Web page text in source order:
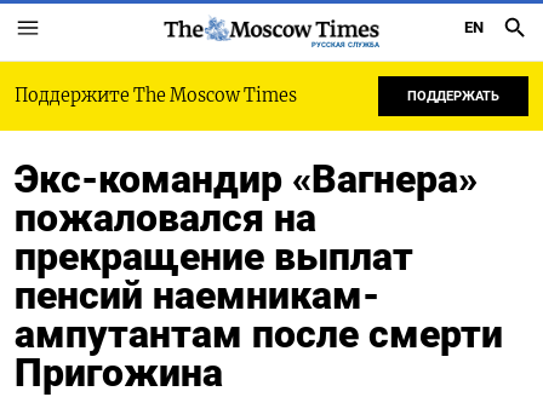
РУССКАЯ СЛУЖБА
EN
Поддержите The Moscow Times ПОДДЕРЖАТЬ
Экс-командир «Вагнера»
пожаловался на
прекращение выплат
пенсий наемникам-
ампутантам после смерти
Пригожина